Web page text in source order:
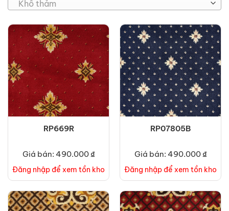
Khổ thảm
RP669R
Giá bán: 490.000 ₫
Đăng nhập để xem tồn kho
RP07805B
Giá bán: 490.000 ₫
Đăng nhập để xem tồn kho